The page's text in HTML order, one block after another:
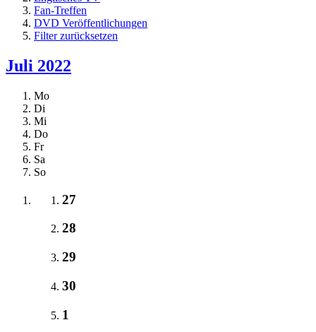
Fan-Treffen
DVD Veröffentlichungen
Filter zurücksetzen
Juli 2022
Mo
Di
Mi
Do
Fr
Sa
So
27
28
29
30
1